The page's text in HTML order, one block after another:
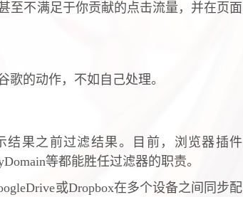
至不满足于你贡献的点击流量，并在页面
的动作，不如自己处理。
果之前过滤结果。目前，浏览器插件
等都能胜任过滤器的职责。
或Dropbox在多个设备之间同步配